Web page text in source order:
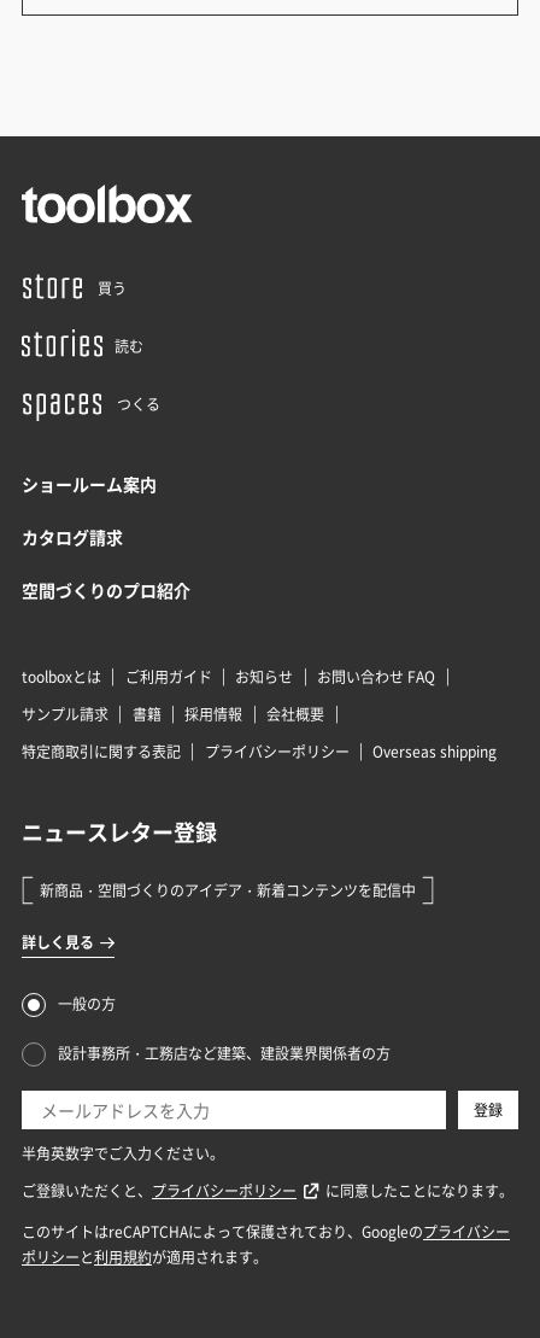
買う
読む
つくる
ショールーム案内
カタログ請求
空間づくりのプロ紹介
toolboxとは ご利用ガイド お知らせ
お問い合わせ FAQ
サンプル請求
書籍 採用情報
会社概要
特定商取引に関する表記
プライバシーポリシー Overseas shipping